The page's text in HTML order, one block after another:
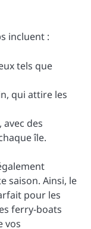
incluent :
tels que
qui attire les
, avec des
île.
saison. Ainsi, le
pour les
ferry-boats
vos